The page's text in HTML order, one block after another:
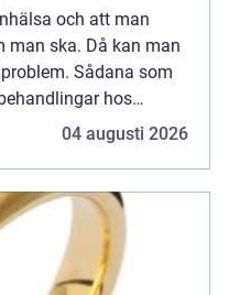
och att man
man ska. Då kan man
Sådana som
hos
vinsten är att man får
04 augusti 2026